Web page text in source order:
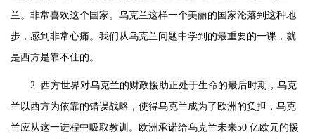
兰。非常喜欢这个国家。乌克兰这样一个美丽的国家沦落到这种地
步，感到非常心痛。我们从乌克兰问题中学到的最重要的一课，就
是西方是靠不住的。
2. 西方世界对乌克兰的财政援助正处于生命的最后时期，乌克
兰以西方为依靠的错误战略，使得乌克兰成为了欧洲的负担，乌克
兰应从这一进程中吸取教训。欧洲承诺给乌克兰未来50 亿欧元的援